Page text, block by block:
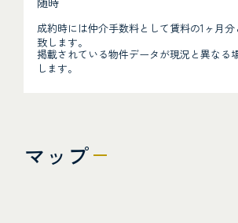
成約時には仲介手数料として賃料の1ヶ月
致します。
掲載されている物件データが現況と異なる
します。
マップ